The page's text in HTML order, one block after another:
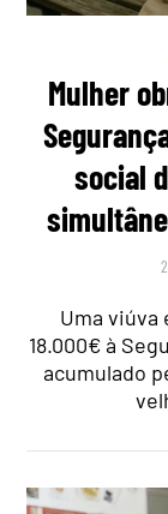
Mulher
social
Uma viúva
18.000€ à
acumulado